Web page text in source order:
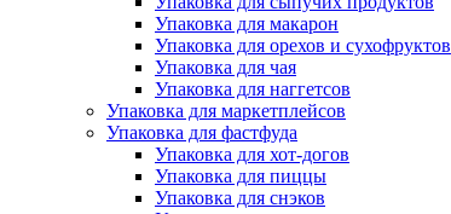
Упаковка для макарон
Упаковка для орехов и сухофруктов
Упаковка для чая
Упаковка для наггетсов
Упаковка для маркетплейсов
Упаковка для фастфуда
Упаковка для хот-догов
Упаковка для пиццы
Упаковка для снэков